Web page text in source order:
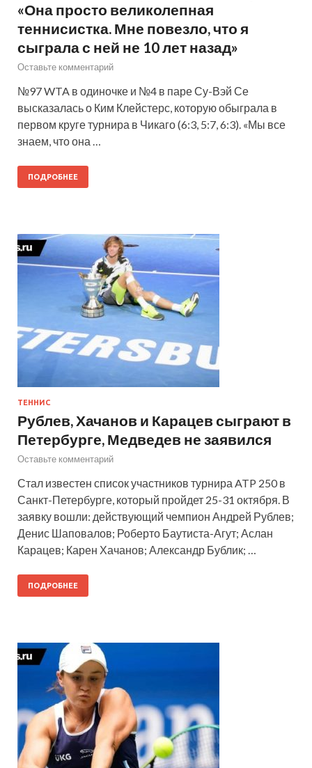
«Она просто великолепная
теннисистка. Мне повезло, что я
сыграла с ней не 10 лет назад»
Оставьте комментарий
№97 WTA в одиночке и №4 в паре Су-Вэй Се
высказалась о Ким Клейстерс, которую обыграла в
первом круге турнира в Чикаго (6:3, 5:7, 6:3). «Мы все
знаем, что она …
ПОДРОБНЕЕ
ТЕННИС
Рублев, Хачанов и Карацев сыграют в
Петербурге, Медведев не заявился
Оставьте комментарий
Стал известен список участников турнира ATP 250 в
Санкт-Петербурге, который пройдет 25-31 октября. В
заявку вошли: действующий чемпион Андрей Рублев;
Денис Шаповалов; Роберто Баутиста-Агут; Аслан
Карацев; Карен Хачанов; Александр Бублик; …
ПОДРОБНЕЕ